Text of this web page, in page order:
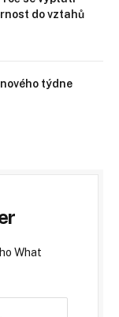
do vztahů
týdne
What